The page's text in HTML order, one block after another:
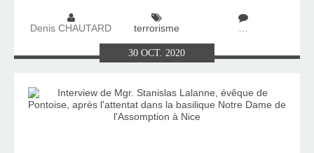
Denis CHAUTARD terrorisme …
30OCT.2020